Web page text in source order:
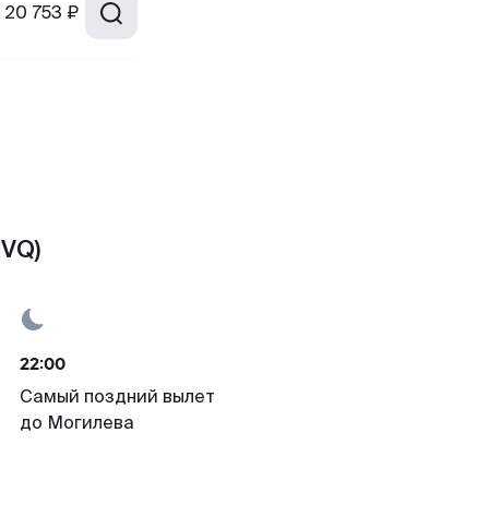
20 753 ₽
22:00
Самый поздний вылет
до Могилева